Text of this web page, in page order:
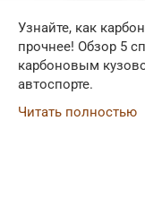
Узнайте, как
прочнее! Обзор 5
карбоновым
автоспорте.
Читать полностью